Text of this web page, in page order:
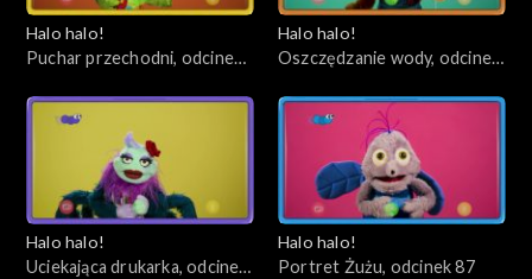
Halo halo!
Puchar przechodni, odcinek
Halo halo!
Oszczędzanie wody, odcinek
Halo halo!
Uciekająca drukarka, odcinek
Halo halo!
Portret Żużu, odcinek 87